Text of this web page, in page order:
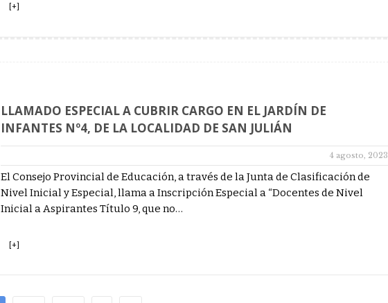
[+]
LLAMADO ESPECIAL A CUBRIR CARGO EN EL JARDÍN DE
INFANTES Nº4, DE LA LOCALIDAD DE SAN JULIÁN
4 agosto, 2023
El Consejo Provincial de Educación, a través de la Junta de Clasificación de
Nivel Inicial y Especial, llama a Inscripción Especial a “Docentes de Nivel
Inicial a Aspirantes Título 9, que no…
[+]